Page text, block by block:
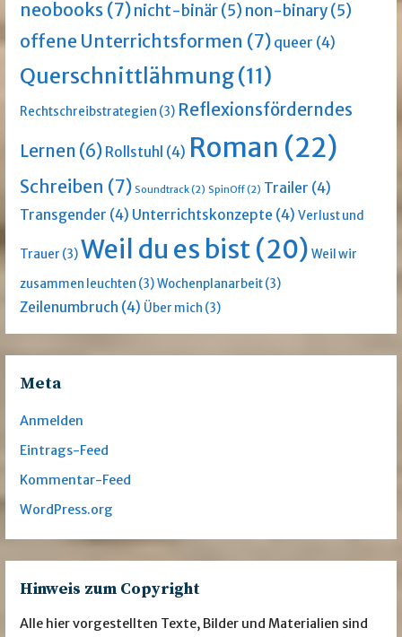
neobooks (7)nicht-binär(5) non-binary(5)
offene Unterrichtsformen (7) queer (4)
Querschnittlähmung(11)
Rechtschreibstrategien (3) Reflexionsförderndes
Lernen (6) Rollstuhl (4) Roman (22)
Schreiben (7) Soundtrack(2) SpinOff(2) Trailer (4)
Transgender (4) Unterrichtskonzepte (4) Verlust und
Trauer (3)Weil du es bist(20) Weil wir
zusammen leuchten (3)Wochenplanarbeit(3)
Zeilenumbruch (4) Über mich (3)
Meta
Anmelden
Eintrags-Feed
Kommentar-Feed
WordPress.org
Hinweis zum Copyright
Alle hier vorgestellten Texte, Bilder und Materialien sind